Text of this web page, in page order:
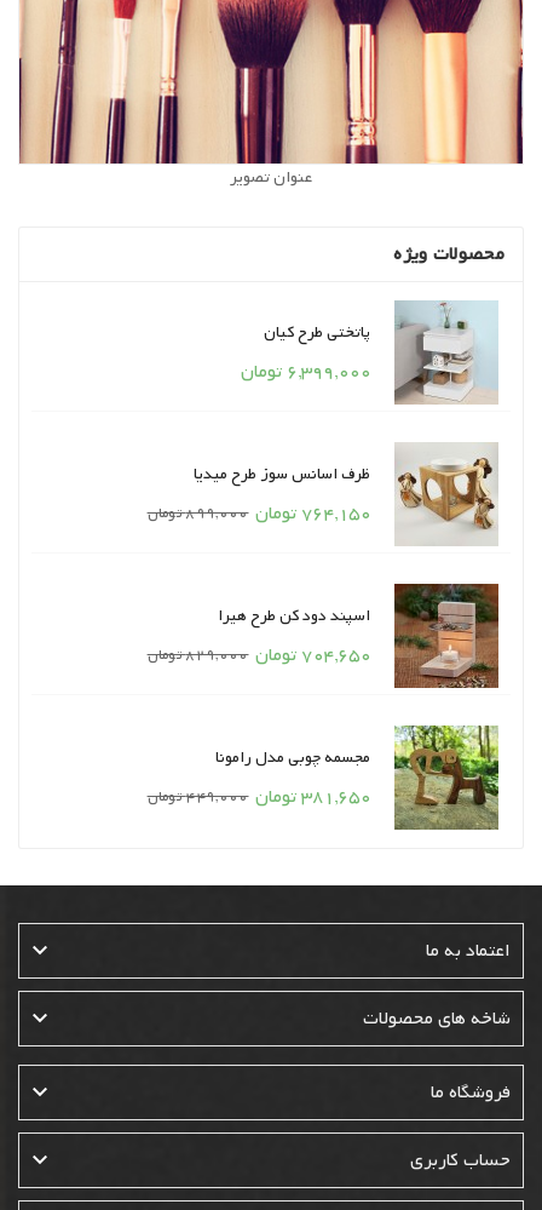
عنوان تصویر
محصولات ویژه
پاتختی طرح کیان
6,399,000 تومان
ظرف اسانس سوز طرح میدیا
764,150 تومان 899,000 تومان
اسپند دود کن طرح هیرا
704,650 تومان 829,000 تومان
مجسمه چوبی مدل رامونا
381,650 تومان 449,000 تومان
اعتماد به ما 
شاخه های محصولات 
فروشگاه ما 
حساب کاربری 